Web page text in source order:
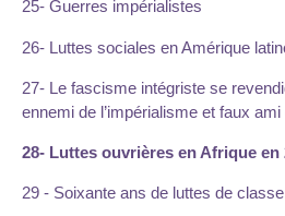
25- Guerres impérialistes
26- Luttes sociales en Amérique
27- Le fascisme intégriste se
ennemi de l’impérialisme et faux
28- Luttes ouvrières en Afrique en
29 - Soixante ans de luttes de